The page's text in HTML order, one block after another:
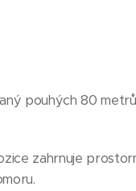
pouhých 80
zahrnuje